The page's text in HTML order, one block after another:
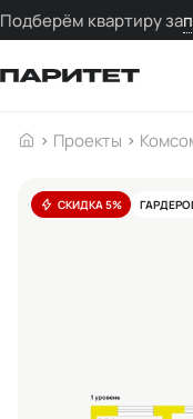
Подберём квартиру за
Проекты
СКИДКА 5%